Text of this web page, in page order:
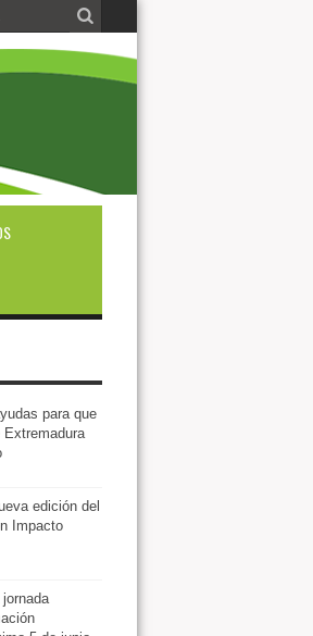
para que
edición del
Impacto